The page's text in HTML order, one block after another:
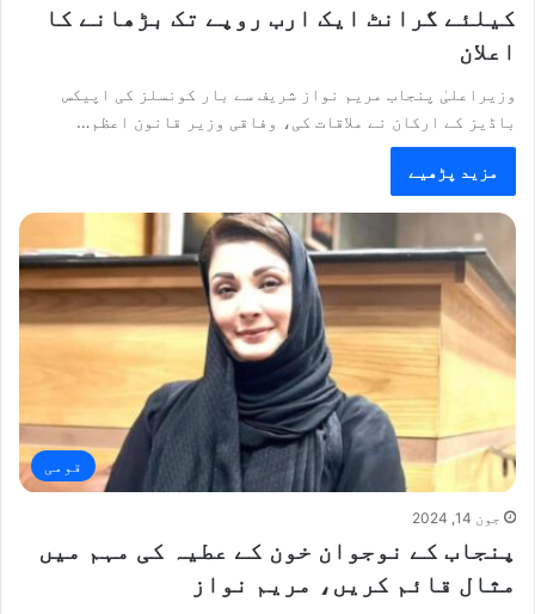
کیلئے گرانٹ ایک ارب روپے تک بڑھانے کا
اعلان
وزیراعلیٰ پنجاب مریم نواز شریف سے بار کونسلز کی اپیکس
باڈیز کے ارکان نے ملاقات کی، وفاقی وزیر قانون اعظم…
مزید پڑھیے
قومی
جون 14, 2024
پنجاب کے نوجوان خون کے عطیہ کی مہم میں
مثال قائم کریں، مریم نواز